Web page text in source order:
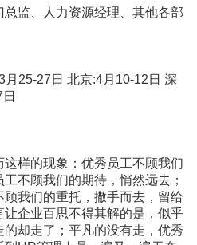
监、人力资源经理、其他各部
25-27日 北京:4月10-12日 深
样的现象：优秀员工不顾我们
不顾我们的期待，悄然远去；
我们的重托，撒手而去，留给
企业百思不得其解的是，似乎
却走了；平凡的没有走，优秀